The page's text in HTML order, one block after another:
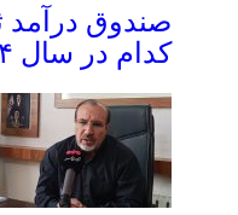
صندوق درآمد
کدام در سال ۱۴۰۴ بهتر است؟